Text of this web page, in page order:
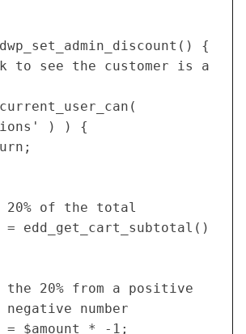
{
) ) {
20% of the total
number
= $amount * -1;